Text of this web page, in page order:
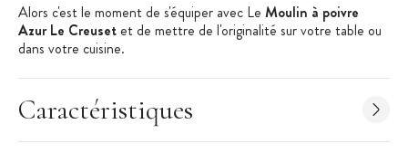
Alors c'est le moment de s'équiper avec Le Moulin à poivre
Azur Le Creuset et de mettre de l'originalité sur votre table ou
dans votre cuisine.
Conseil d'utilisation:
Prise en main : Tenez le corps du moulin d'une main et tournez la
partie supérieure dans le sens des aiguilles d'une montre.
Caractéristiques